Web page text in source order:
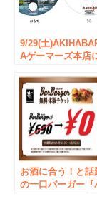
9/29(土
Aゲーマーズ本店
郎」Blu-ray＆
発売記念 鬼太郎
ねこ娘のうちわ配
会が決定！
お酒に合う！と話
の一口バーガー『